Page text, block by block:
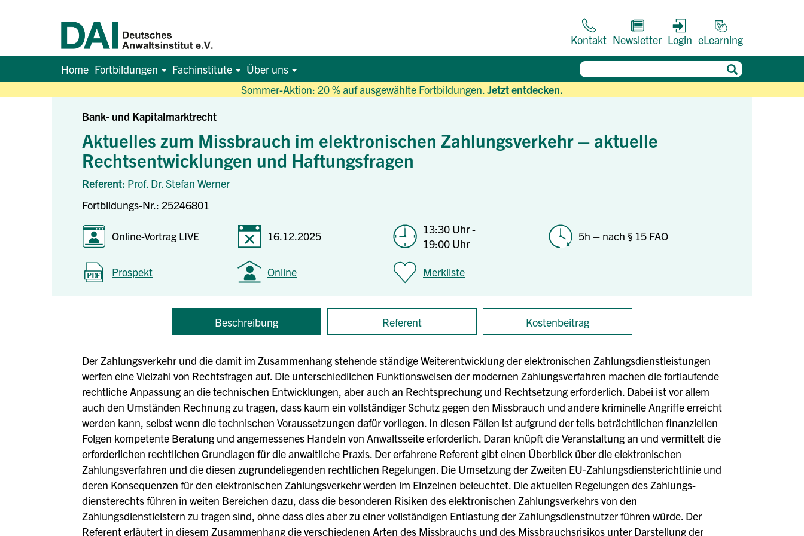
Sommer-Aktion: 20 % auf ausgewählte Fortbildungen.Jetzt entdecken.
Kontakt Newsletter Login eLearning
Home Fortbildungen Fachinstitute Über uns
Bank- und Kapitalmarktrecht
Aktuelles zum Missbrauch im elektronischen Zahlungsverkehr – aktuelle
Rechtsentwicklungen und Haftungsfragen
Referent: Prof. Dr. Stefan Werner
Fortbildungs-Nr.: 25246801
Online-Vortrag LIVE 16.12.2025
13:30 Uhr -
19:00 Uhr
5h – nach § 15 FAO
Prospekt Online Merkliste
Beschreibung Referent Kostenbeitrag
Der Zahlungsverkehr und die damit im Zusammenhang stehende ständige Weiter­entwicklung der elektronischen Zahlungsdienstleistungen
werfen eine Vielzahl von Rechtsfragen auf. Die unterschied­lichen Funktionsweisen der modernen Zahlungsverfahren ma­chen die fortlaufende
rechtliche Anpassung an die technischen Entwicklungen, aber auch an Rechtsprechung und Rechtsetzung erforderlich. Dabei ist vor allem
auch den Umständen Rechnung zu tragen, dass kaum ein vollständiger Schutz gegen den Missbrauch und andere kriminelle Angriffe erreicht
werden kann, selbst wenn die technischen Voraussetzungen dafür vorliegen. In diesen Fällen ist aufgrund der teils beträchtlichen finanzi­ellen
Folgen kompetente Beratung und angemessenes Handeln von Anwaltsseite erforderlich. Daran knüpft die Veranstaltung an und vermittelt die
erforderlichen rechtlichen Grundlagen für die anwaltliche Praxis. Der erfahrene Referent gibt einen Überblick über die elektronischen
Zahlungsverfahren und die diesen zugrundeliegenden rechtlichen Regelungen. Die Umsetzung der Zweiten EU-Zahlungsdiensterichtlinie und
deren Konse­quenzen für den elektronischen Zahlungsverkehr werden im Einzelnen beleuchtet. Die aktuellen Regelungen des Zahlungs­
diensterechts führen in weiten Bereichen dazu, dass die besonderen Risiken des elektronischen Zahlungsverkehrs von den
Zahlungsdienstleistern zu tragen sind, ohne dass dies aber zu einer vollständigen Entlastung der Zahlungsdienstnutzer führen würde. Der
Referent erläutert in diesem Zusammenhang die verschiedenen Arten des Missbrauchs und des Missbrauchsrisikos unter Dar­stellung der